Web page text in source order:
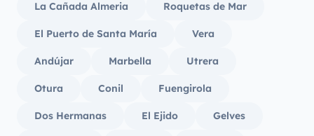
La Cañada Almeria Roquetas de Mar
El Puerto de Santa María Vera
Andújar Marbella Utrera
Otura Conil Fuengirola
Dos Hermanas El Ejido Gelves